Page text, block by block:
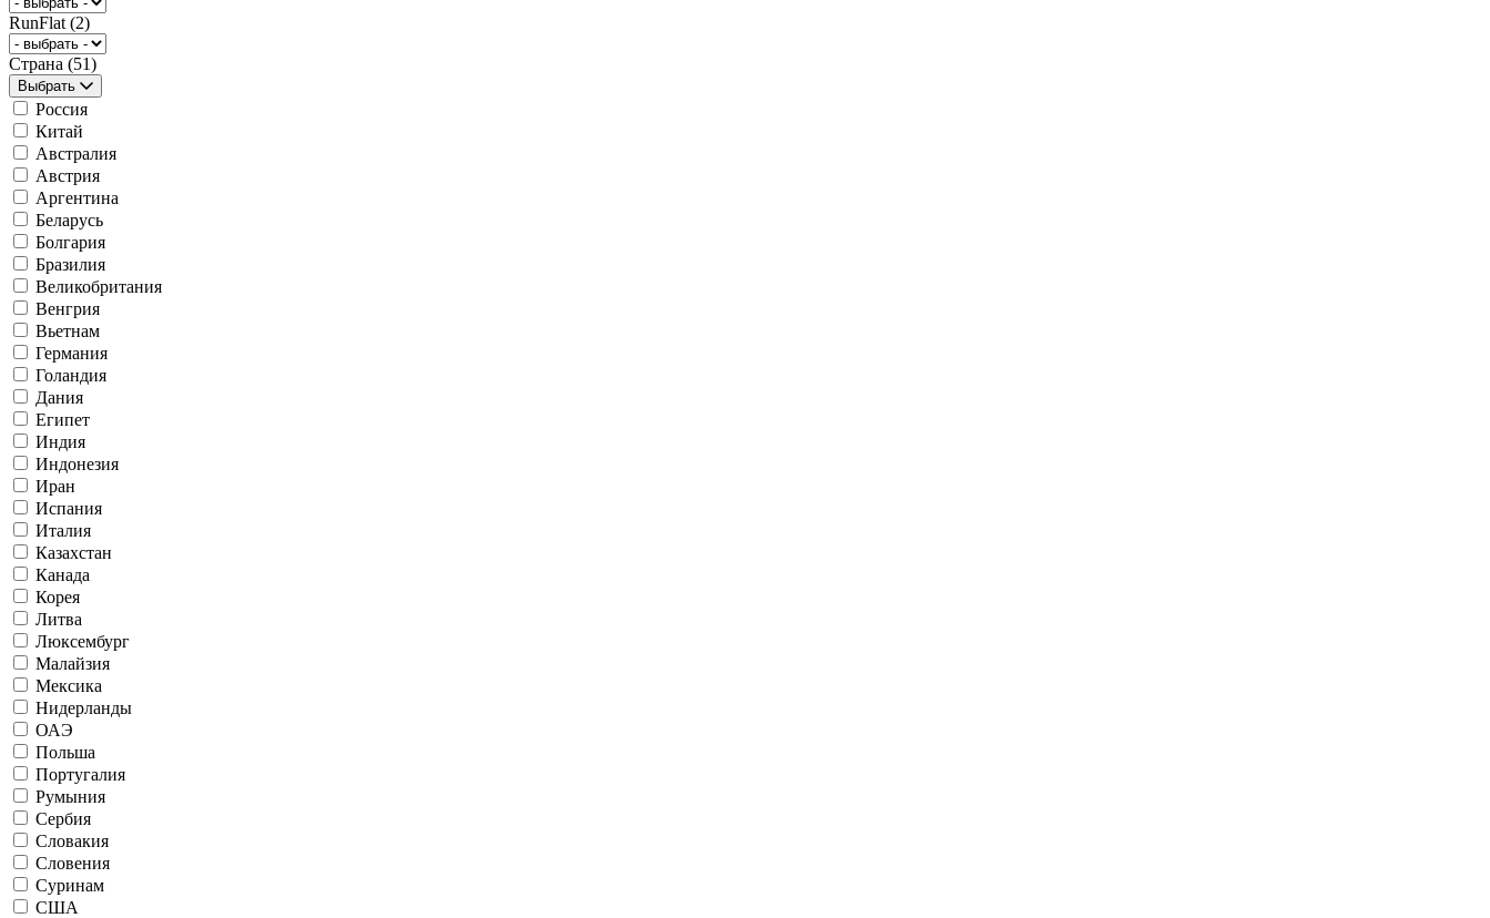
RunFlat (2)
Страна (51)
Выбрать
Россия
Китай
Австралия
Австрия
Аргентина
Беларусь
Болгария
Бразилия
Великобритания
Венгрия
Вьетнам
Германия
Голандия
Дания
Египет
Индия
Индонезия
Иран
Испания
Италия
Казахстан
Канада
Корея
Литва
Люксембург
Малайзия
Мексика
Нидерланды
ОАЭ
Польша
Португалия
Румыния
Сербия
Словакия
Словения
Суринам
США